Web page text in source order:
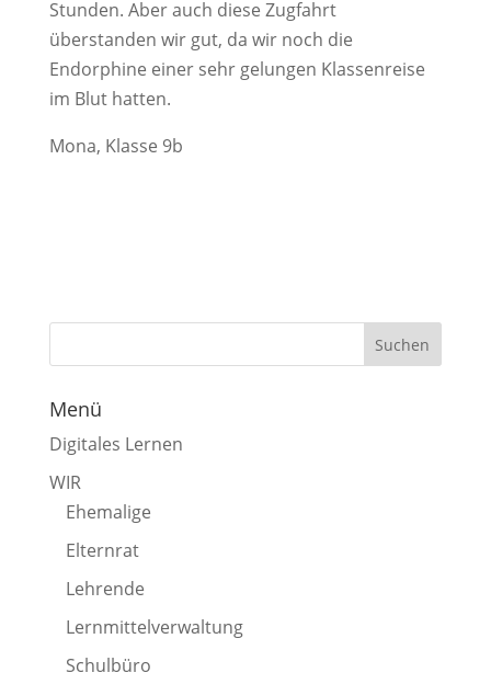
Stunden. Aber auch diese Zugfahrt
überstanden wir gut, da wir noch die
Endorphine einer sehr gelungen Klassenreise
im Blut hatten.
Mona, Klasse 9b
Menü
Digitales Lernen
WIR
Ehemalige
Elternrat
Lehrende
Lernmittelverwaltung
Schulbüro